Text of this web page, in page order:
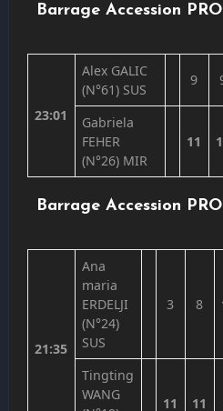
Barrage Accession
23:01
Alex GALIC
(N°61) SUS
9
Gabriela
FEHER
(N°26) MIR
11
Barrage Accession
21:35
Ana
maria
ERDELJI
(N°24)
SUS
3 8
Tingting
WANG
11 11